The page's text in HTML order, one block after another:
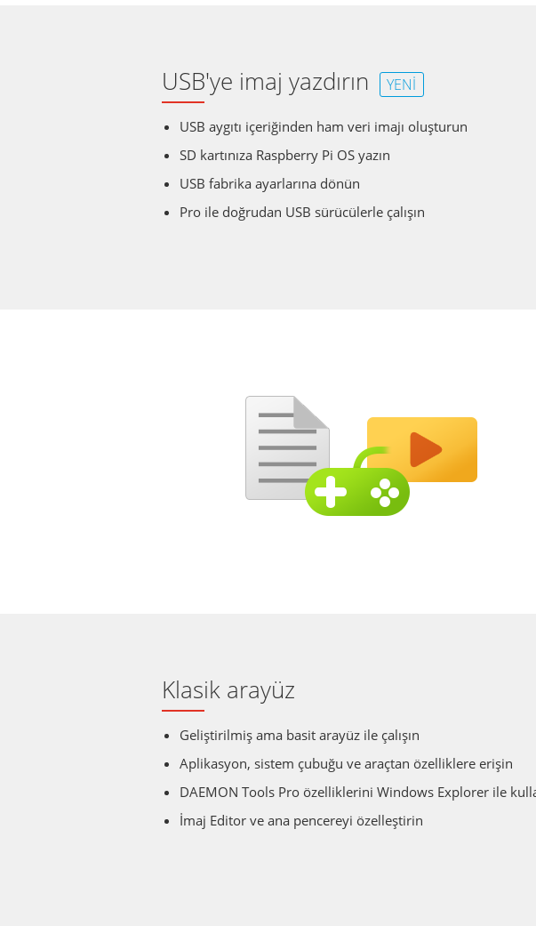
USB'ye imaj yazdırın YENI
USB aygıtı içeriğinden ham veri imajı oluşturun
SD kartınıza Raspberry Pi OS yazın
USB fabrika ayarlarına dönün
Pro ile doğrudan USB sürücülerle çalışın
Klasik arayüz
Geliştirilmiş ama basit arayüz ile çalışın
Aplikasyon, sistem çubuğu ve araçtan özelliklere erişin
DAEMON Tools Pro özelliklerini Windows Explorer ile
İmaj Editor ve ana pencereyi özelleştirin